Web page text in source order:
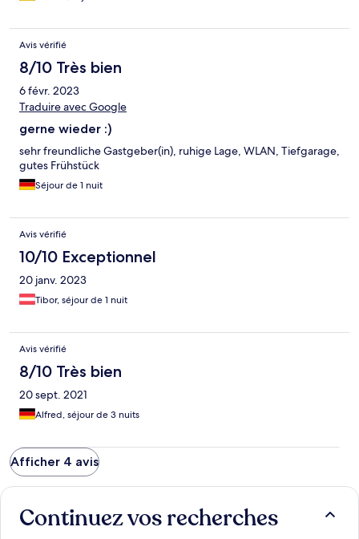
Avis vérifié
8/10 Très bien
6 févr. 2023
Traduire avec Google
gerne wieder :)
sehr freundliche Gastgeber(in), ruhige Lage, WLAN, Tiefgarage,
gutes Frühstück
Séjour de 1 nuit
Avis vérifié
10/10 Exceptionnel
20 janv. 2023
Tibor, séjour de 1 nuit
Avis vérifié
8/10 Très bien
20 sept. 2021
Alfred, séjour de 3 nuits
Afficher 4 avis
Continuez vos recherches